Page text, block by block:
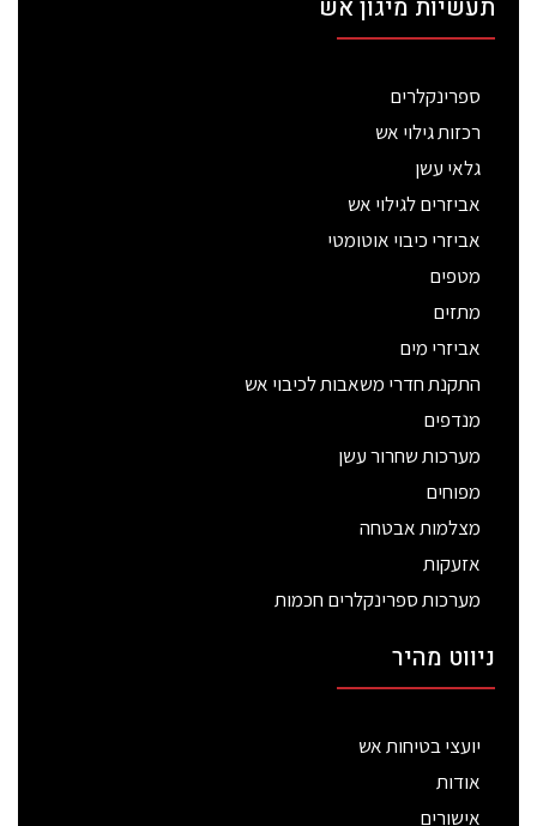
תעשיות מיגון אש
ספרינקלרים
רכזות גילוי אש
גלאי עשן
אביזרים לגילוי אש
אביזרי כיבוי אוטומטי
מטפים
מתזים
אביזרי מים
התקנת חדרי משאבות לכיבוי אש
מנדפים
מערכות שחרור עשן
מפוחים
מצלמות אבטחה
אזעקות
מערכות ספרינקלרים חכמות
ניווט מהיר
יועצי בטיחות אש
אודות
אישורים